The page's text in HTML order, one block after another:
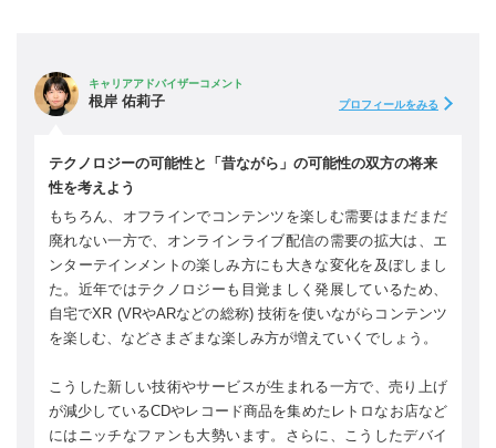
キャリアアドバイザーコメント
根岸 佑莉子 プロフィールをみる
テクノロジーの可能性と「昔ながら」の可能性の双方の将来
性を考えよう
もちろん、オフラインでコンテンツを楽しむ需要はまだまだ
廃れない一方で、オンラインライブ配信の需要の拡大は、エ
ンターテインメントの楽しみ方にも大きな変化を及ぼしまし
た。近年ではテクノロジーも目覚ましく発展しているため、
自宅でXR (VRやARなどの総称) 技術を使いながらコンテンツ
を楽しむ、などさまざまな楽しみ方が増えていくでしょう。
こうした新しい技術やサービスが生まれる一方で、売り上げ
が減少しているCDやレコード商品を集めたレトロなお店など
にはニッチなファンも大勢います。さらに、こうしたデバイ